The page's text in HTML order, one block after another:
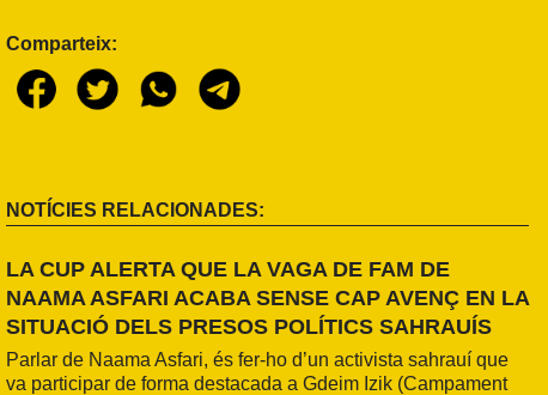
Comparteix:
NOTÍCIES RELACIONADES:
LA CUP ALERTA QUE LA VAGA DE FAM DE
NAAMA ASFARI ACABA SENSE CAP AVENÇ EN LA
SITUACIÓ DELS PRESOS POLÍTICS SAHRAUÍS
Parlar de Naama Asfari, és fer-ho d’un activista sahrauí que
va participar de forma destacada a Gdeim Izik (Campament